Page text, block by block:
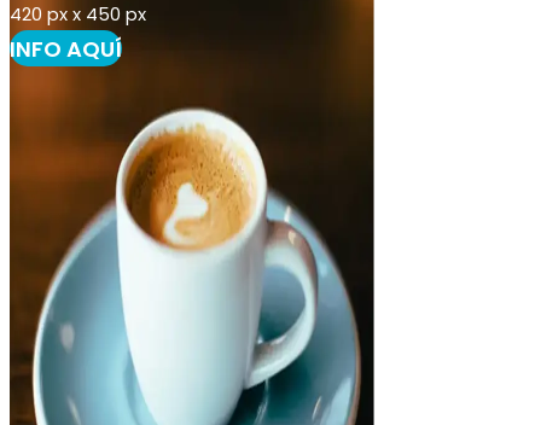
420 px x 450 px
INFO AQUÍ